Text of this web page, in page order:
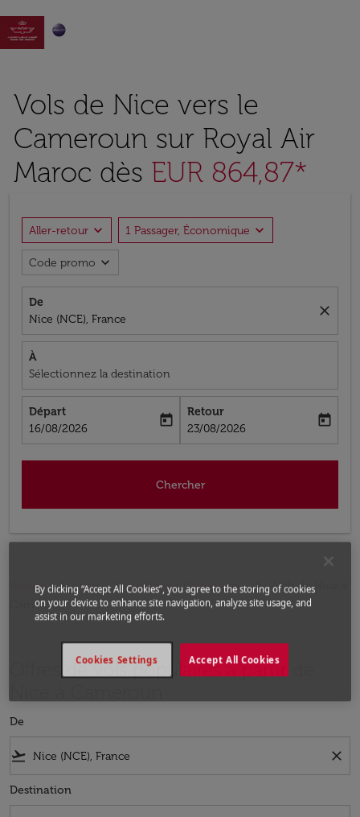

Vols de Nice vers le
Cameroun sur Royal Air
Maroc dès EUR 864,87*
Aller-retour expand_more 1 Passager, Économique expand_more
Code promo expand_more
De
Nice (NCE), France
close
À
Sélectionnez la destination
Départ
fc-booking-departure-date-aria-label
16/08/2026
today
Retour
fc-booking-return-date-aria-label
23/08/2026
today
Chercher
Accueil Vols Vols pour Cameroun
Vols de Nice a
Cameroun
Offres de vols populaires à partir de
De
flight_takeoff close
Destination
By clicking “Accept All Cookies”, you agree to the storing of cookies
on your device to enhance site navigation, analyze site usage, and
assist in our marketing efforts.
Accept All Cookies
Cookies Settings